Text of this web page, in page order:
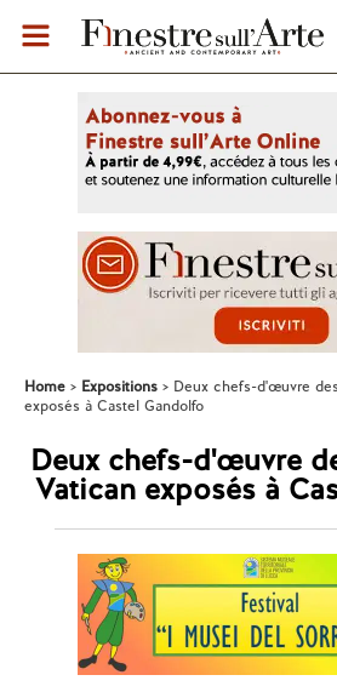
Home Expositions
Deux chefs-d'œuvre
exposés à Castel Gandolfo
Deux chefs-d'œuvre
Vatican exposés à